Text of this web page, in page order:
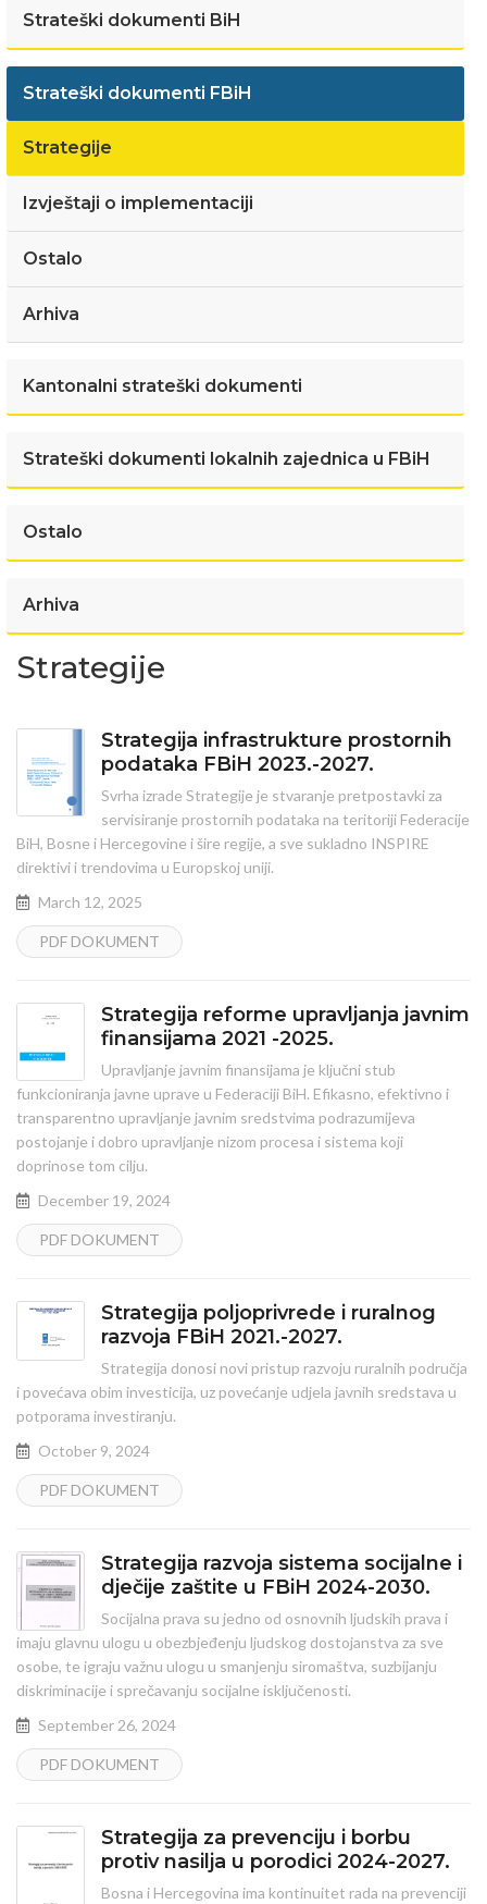
Strateški dokumenti BiH
Strateški dokumenti FBiH
Strategije
Izvještaji o implementaciji
Ostalo
Arhiva
Kantonalni strateški dokumenti
Strateški dokumenti lokalnih zajednica u FBiH
Ostalo
Arhiva
Strategije
Strategija infrastrukture prostornih
podataka FBiH 2023.-2027.
Svrha izrade Strategije je stvaranje pretpostavki za
servisiranje prostornih podataka na teritoriji Federacije
BiH, Bosne i Hercegovine i šire regije, a sve sukladno INSPIRE
direktivi i trendovima u Europskoj uniji.
March 12, 2025
PDF DOKUMENT
Strategija reforme upravljanja javnim
finansijama 2021 -2025.
Upravljanje javnim finansijama je ključni stub
funkcioniranja javne uprave u Federaciji BiH. Efikasno, efektivno i
transparentno upravljanje javnim sredstvima podrazumijeva
postojanje i dobro upravljanje nizom procesa i sistema koji
doprinose tom cilju.
December 19, 2024
PDF DOKUMENT
Strategija poljoprivrede i ruralnog
razvoja FBiH 2021.-2027.
Strategija donosi novi pristup razvoju ruralnih područja
i povećava obim investicija, uz povećanje udjela javnih sredstava u
potporama investiranju.
October 9, 2024
PDF DOKUMENT
Strategija razvoja sistema socijalne i
dječije zaštite u FBiH 2024-2030.
Socijalna prava su jedno od osnovnih ljudskih prava i
imaju glavnu ulogu u obezbjeđenju ljudskog dostojanstva za sve
osobe, te igraju važnu ulogu u smanjenju siromaštva, suzbijanju
diskriminacije i sprečavanju socijalne isključenosti.
September 26, 2024
PDF DOKUMENT
Strategija za prevenciju i borbu
protiv nasilja u porodici 2024-2027.
Bosna i Hercegovina ima kontinuitet rada na prevenciji